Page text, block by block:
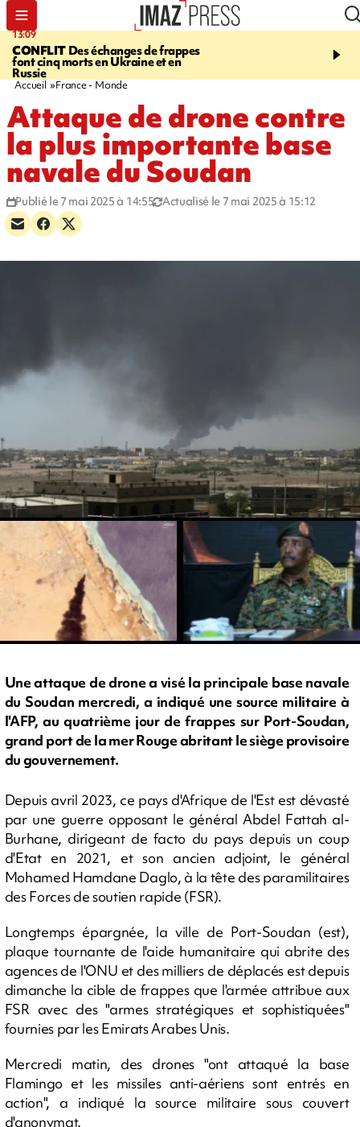
13:09
CONFLIT Des échanges de frappes
font cinq morts en Ukraine et en
Russie
17:14
Quatre
européennes pour les
Accueil France - Monde
Attaque de drone contre
la plus importante base
navale du Soudan
Publié le 7 mai 2025 à 14:55 Actualisé le 7 mai 2025 à 15:12
Une attaque de drone a visé la principale base navale
du Soudan mercredi, a indiqué une source militaire à
l'AFP, au quatrième jour de frappes sur Port-Soudan,
grand port de la mer Rouge abritant le siège provisoire
du gouvernement.
Depuis avril 2023, ce pays d'Afrique de l'Est est dévasté
par une guerre opposant le général Abdel Fattah al-
Burhane, dirigeant de facto du pays depuis un coup
d'Etat en 2021, et son ancien adjoint, le général
Mohamed Hamdane Daglo, à la tête des paramilitaires
des Forces de soutien rapide (FSR).
Longtemps épargnée, la ville de Port-Soudan (est),
plaque tournante de l'aide humanitaire qui abrite des
agences de l'ONU et des milliers de déplacés est depuis
dimanche la cible de frappes que l'armée attribue aux
FSR avec des "armes stratégiques et sophistiquées"
fournies par les Emirats Arabes Unis.
Mercredi matin, des drones "ont attaqué la base
Flamingo et les missiles anti-aériens sont entrés en
action", a indiqué la source militaire sous couvert
d'anonymat.